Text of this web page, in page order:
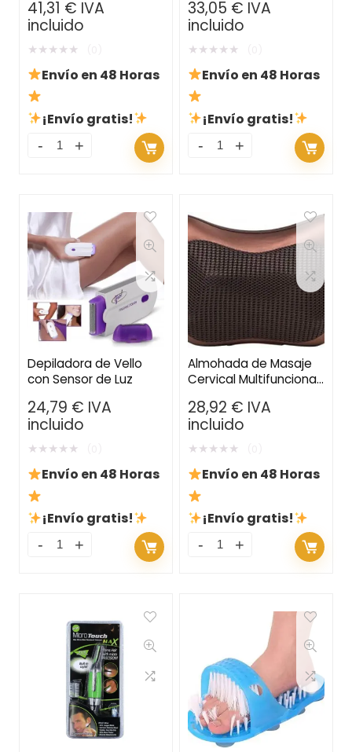
Peinado Profesional en
Casa
41,31 € IVA
incluido
★★★★★
Envío en 48 Horas
¡Envío gratis!
Puntas Dañadas para
una Melena Saludable
33,05 € IVA
incluido
★★★★★
Envío en 48 Horas
¡Envío gratis!
Depiladora de Vello
con Sensor de Luz
24,79 € IVA
incluido
★★★★★
Envío en 48 Horas
¡Envío gratis!
Almohada de Masaje
Cervical Multifuncional
Confort en Cada Viaje
28,92 € IVA
incluido
★★★★★
Envío en 48 Horas
¡Envío gratis!